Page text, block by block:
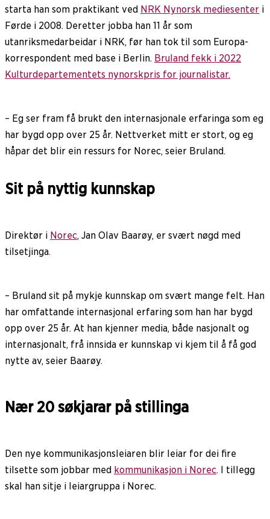
starta han som praktikant ved NRK Nynorsk mediesenter i
Førde i 2008. Deretter jobba han 11 år som
utanriksmedarbeidar i NRK, før han tok til som Europa-
korrespondent med base i Berlin. Bruland fekk i 2022
Kulturdepartementets nynorskpris for journalistar.
– Eg ser fram få brukt den internasjonale erfaringa som eg
har bygd opp over 25 år. Nettverket mitt er stort, og eg
håpar det blir ein ressurs for Norec, seier Bruland.
Sit på nyttig kunnskap
Direktør i Norec, Jan Olav Baarøy, er svært nøgd med
tilsetjinga.
– Bruland sit på mykje kunnskap om svært mange felt. Han
har omfattande internasjonal erfaring som han har bygd
opp over 25 år. At han kjenner media, både nasjonalt og
internasjonalt, frå innsida er kunnskap vi kjem til å få god
nytte av, seier Baarøy.
Nær 20 søkjarar på stillinga
Den nye kommunikasjonsleiaren blir leiar for dei fire
tilsette som jobbar med kommunikasjon i Norec. I tillegg
skal han sitje i leiargruppa i Norec.